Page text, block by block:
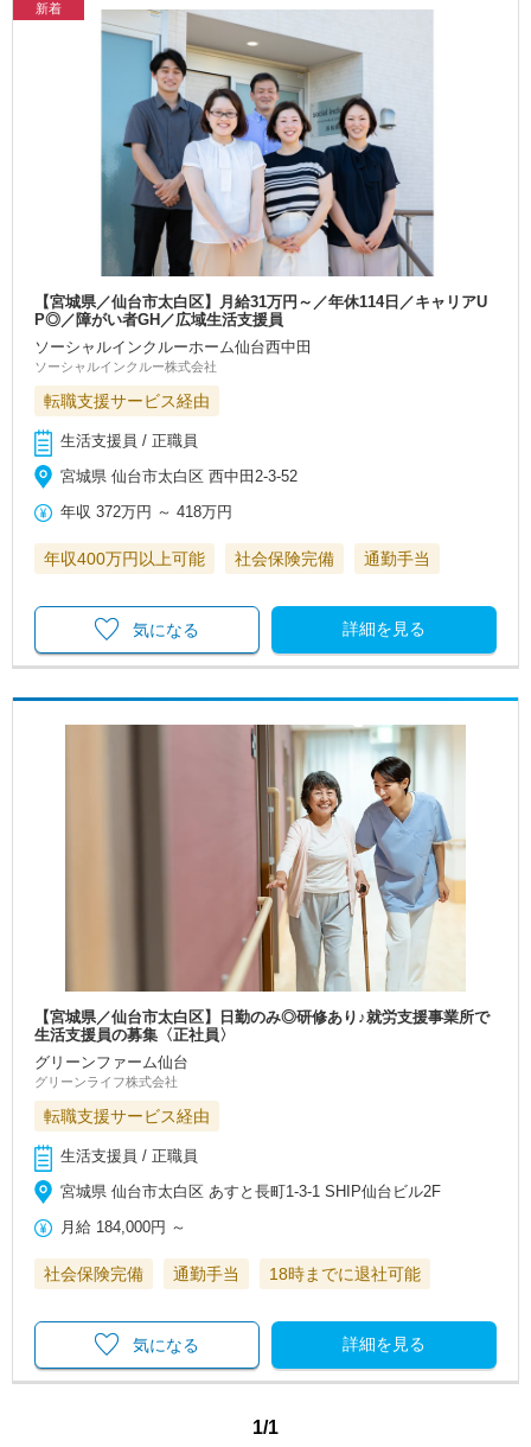
新着
【宮城県／仙台市太白区】月給31万円～／年休114日／キャリアU
P◎／障がい者GH／広域生活支援員
ソーシャルインクルーホーム仙台西中田
ソーシャルインクルー株式会社
転職支援サービス経由
生活支援員 / 正職員
宮城県 仙台市太白区 西中田2-3-52
年収 372万円 ～418万円
年収400万円以上可能 社会保険完備 通勤手当
詳細を見る
気になる
【宮城県／仙台市太白区】日勤のみ◎研修あり♪就労支援事業所で
生活支援員の募集〈正社員〉
グリーンファーム仙台
グリーンライフ株式会社
転職支援サービス経由
生活支援員 / 正職員
宮城県 仙台市太白区 あすと長町1-3-1 SHIP仙台ビル2F
月給 184,000円 ～
社会保険完備 通勤手当 18時までに退社可能
詳細を見る
気になる
1/1